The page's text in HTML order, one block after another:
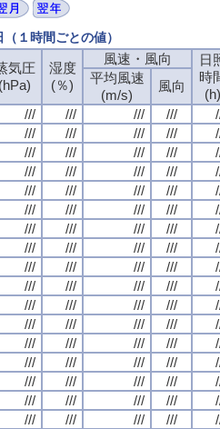
１時間ごとの値）
気圧
(hPa)
湿度
(％)
風速・風向
日
時
(h)
平均風速
(m/s)
風向
/// /// /// ///
/// /// /// ///
/// /// /// ///
/// /// /// ///
/// /// /// ///
/// /// /// ///
/// /// /// ///
/// /// /// ///
/// /// /// ///
/// /// /// ///
/// /// /// ///
/// /// /// ///
/// /// /// ///
/// /// /// ///
/// /// /// ///
/// /// /// ///
/// /// /// ///